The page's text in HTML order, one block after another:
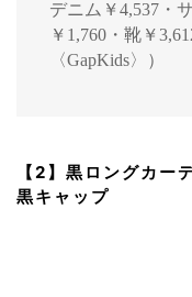
デニム￥4,537・
￥1,760・靴￥
〈GapKids〉）
【2】黒ロングカ
黒キャップ